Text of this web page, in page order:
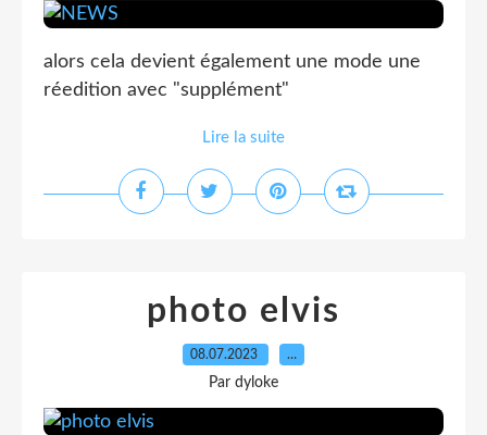
alors cela devient également une mode une
réedition avec "supplément"
Lire la suite
photo elvis
08.07.2023 …
Par dyloke